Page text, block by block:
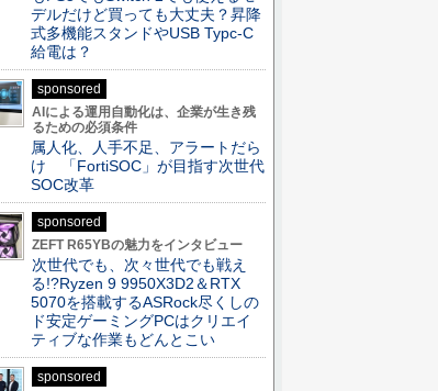
デルだけど買っても大丈夫？昇降
式多機能スタンドやUSB Typc-C
給電は？
sponsored
AIによる運用自動化は、企業が生き残
るための必須条件
属人化、人手不足、アラートだら
け 「FortiSOC」が目指す次世代
SOC改革
sponsored
ZEFT R65YBの魅力をインタビュー
次世代でも、次々世代でも戦え
る!?Ryzen 9 9950X3D2＆RTX
5070を搭載するASRock尽くしの
ド安定ゲーミングPCはクリエイ
ティブな作業もどんとこい
sponsored